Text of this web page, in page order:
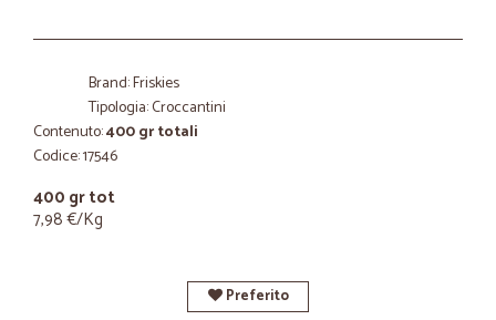
Brand: Friskies
Tipologia: Croccantini
Contenuto:400 gr totali
Codice: 17546
400 gr tot
7,98 €/Kg
Preferito